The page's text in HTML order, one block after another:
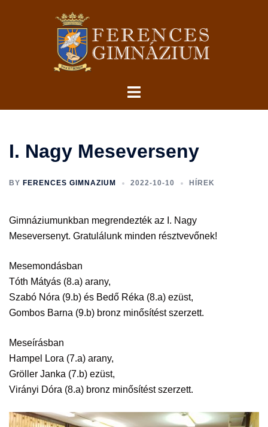
Toggle
I. Nagy Meseverseny
BY FERENCES GIMNAZIUM 2022-10-10 HÍREK
Gimnáziumunkban megrendezték az I. Nagy
Meseversenyt. Gratulálunk minden résztvevőnek!
Mesemondásban
Tóth Mátyás (8.a) arany,
Szabó Nóra (9.b) és Bedő Réka (8.a) ezüst,
Gombos Barna (9.b) bronz minősítést szerzett.
Meseírásban
Hampel Lora (7.a) arany,
Gröller Janka (7.b) ezüst,
Virányi Dóra (8.a) bronz minősítést szerzett.